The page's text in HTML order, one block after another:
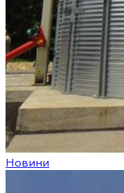
Новини